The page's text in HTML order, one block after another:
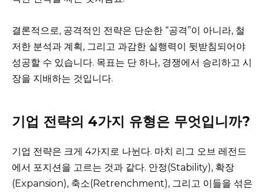
결론적으로, 공격적인 전략은 단순한 “공격”이 아니라, 철
저한 분석과 계획, 그리고 과감한 실행력이 뒷받침되어야
성공할 수 있습니다. 목표는 단 하나, 경쟁에서 승리하고 시
장을 지배하는 것입니다.
기업 전략의 4가지 유형은 무엇입니까?
기업 전략은 크게 4가지로 나뉜다. 마치 리그 오브 레전드
에서 포지션을 고르는 것과 같다. 안정(Stability), 확장
(Expansion), 축소(Retrenchment), 그리고 이들을 섞은